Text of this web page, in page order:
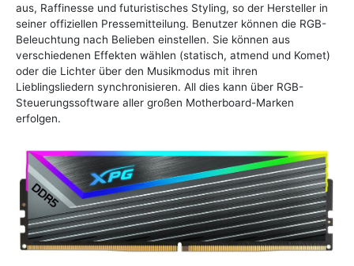
aus, Raffinesse und futuristisches Styling, so der Hersteller in
seiner offiziellen Pressemitteilung. Benutzer können die RGB-
Beleuchtung nach Belieben einstellen. Sie können aus
verschiedenen Effekten wählen (statisch, atmend und Komet)
oder die Lichter über den Musikmodus mit ihren
Lieblingsliedern synchronisieren. All dies kann über RGB-
Steuerungssoftware aller großen Motherboard-Marken
erfolgen.